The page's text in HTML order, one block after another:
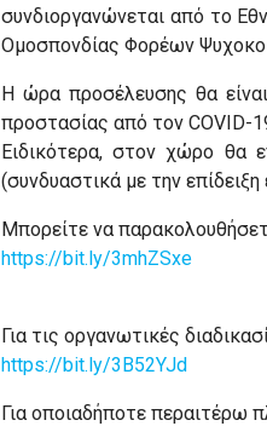
συνδιοργανώνεται από το
Ομοσπονδίας Φορέων
Η ώρα προσέλευσης θα
προστασίας από τον COVID-
Ειδικότερα, στον χώρο θα
(συνδυαστικά με την
Μπορείτε να
https://bit.ly/3mhZSxe
Για τις οργανωτικές
https://bit.ly/3B52YJd
Για οποιαδήποτε περαιτέρω